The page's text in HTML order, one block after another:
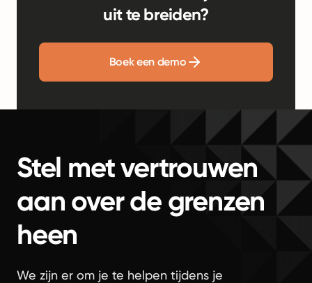
uit te breiden?
Boek een demo
Stel met vertrouwen
aan over de grenzen
heen
We zijn er om je te helpen tijdens je